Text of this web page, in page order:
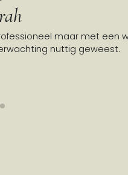
maar met een
nuttig geweest.